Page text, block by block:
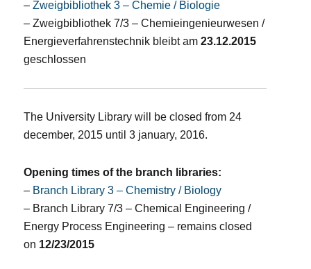
–Zweigbibliothek 3 – Chemie / Biologie
– Zweigbibliothek 7/3 – Chemieingenieurwesen /
Energieverfahrenstechnik bleibt am23.12.2015
geschlossen
The University Library will be closed from 24
december, 2015 until 3 january, 2016.
Opening times of the branch libraries:
– Branch Library 3 – Chemistry / Biology
– Branch Library 7/3 – Chemical Engineering /
Energy Process Engineering – remains closed
on 12/23/2015